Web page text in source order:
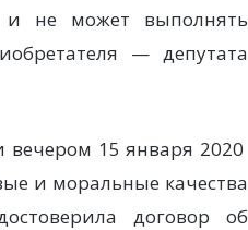
и не может выполнять
— депутата
вечером 15 января 2020
и моральные качества
договор об